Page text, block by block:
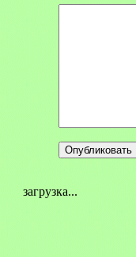
загрузка...